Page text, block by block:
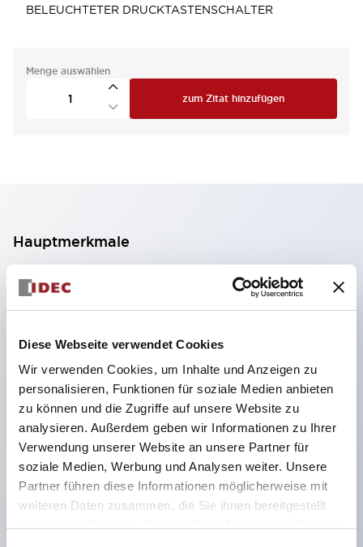
Diese Webseite verwendet Cookies
Wir verwenden Cookies, um Inhalte und Anzeigen zu
personalisieren, Funktionen für soziale Medien anbieten
zu können und die Zugriffe auf unsere Website zu
analysieren. Außerdem geben wir Informationen zu Ihrer
Verwendung unserer Website an unsere Partner für
soziale Medien, Werbung und Analysen weiter. Unsere
Partner führen diese Informationen möglicherweise mit
weiteren Daten zusammen, die Sie ihnen bereitgestellt
BELEUCHTETER DRUCKTASTENSCHALTER
Menge auswählen
zum Zitat hinzufügen
Hauptmerkmale
Geeignet für ein breites Anwendungsspektrum
von der Konsumelektronik bis zum FA-Bereich
Schutzarten IP40 und IP65 vollständig verfügbar
(IEC 60529)
UL- und CSA-zertifiziert. Entspricht EN (Europa)
Normen. CCC-zertifiziert (außer Anzeigeleuchten).
Mit speziellem Zubehör leicht auf Φ22 Flash-
Silhouette umstellbar